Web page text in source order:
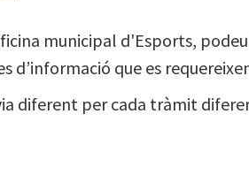
municipal d'Esports,
d’informació que es
diferent per cada tràmit